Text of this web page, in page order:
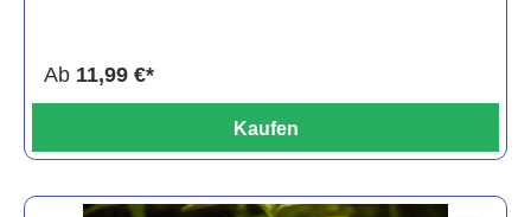
Ab 11,99 €*
Kaufen